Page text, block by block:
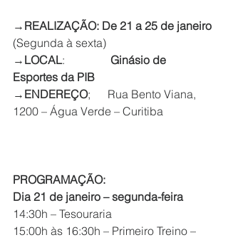
→ REALIZAÇÃO: De 21 a 25 de janeiro
(Segunda à sexta)
→ LOCAL: Ginásio de
Esportes da PIB
→ ENDEREÇO;      Rua Bento Viana,
1200 – Água Verde – Curitiba
PROGRAMAÇÃO:
Dia 21 de janeiro – segunda-feira
14:30h – Tesouraria
15:00h às 16:30h – Primeiro Treino –